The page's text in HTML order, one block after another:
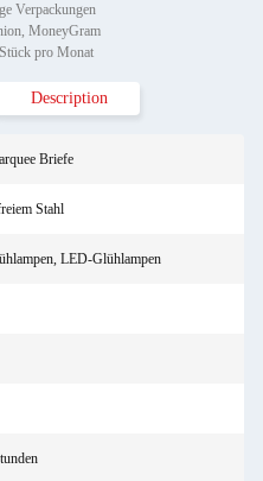
Verpackungen
MoneyGram
pro Monat
Description
Briefe
Stahl
LED-Glühlampen